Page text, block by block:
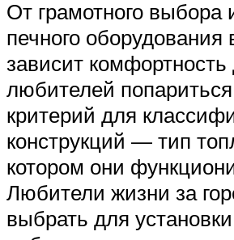
От грамотного выбора
печного оборудования
зависит комфортность
любителей
критерий для
конструкций — тип
котором они
Любители жизни за
выбрать для